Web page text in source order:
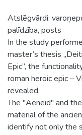
Atslēgvārdi:
palīdzība, posts
In the study
master’s thesis
Epic”, the
roman heroic epic –
revealed.
The "Aeneid" and
material of the
identify not only the